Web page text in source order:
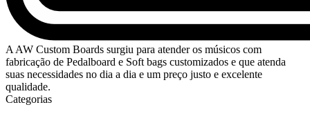
A AW Custom Boards surgiu para atender os músicos com
fabricação de Pedalboard e Soft bags customizados e que atenda
suas necessidades no dia a dia e um preço justo e excelente
qualidade.
Categorias